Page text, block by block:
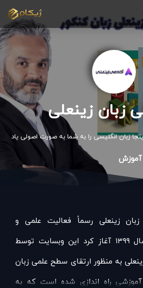
زبان زینعلی
زبان انگلیسی را به شما به صورت اصولی یاد
آموزش
زینعلی رسماً فعالیت علمی و
آموزشی خود را از سال ۱۳۹۹ آغاز کرد این وبسایت توسط
به منظور ارتقای سطح علمی زبان
آموزشی راه اندازی شده است که به